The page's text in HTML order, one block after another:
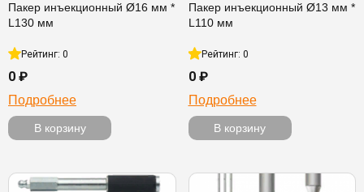
Пакер инъекционный Ø16 мм *
L130 мм
Рейтинг: 0
0 ₽
Подробнее
В корзину
Пакер инъекционный Ø13 мм *
L110 мм
Рейтинг: 0
0 ₽
Подробнее
В корзину